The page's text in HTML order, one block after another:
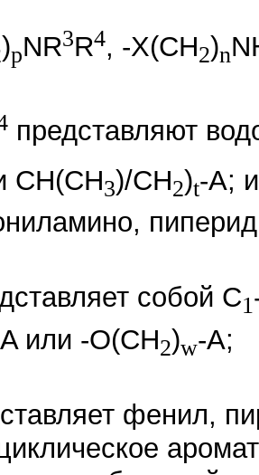
)pNR3R4, -X(CH2)n
представляют
CH(CH3)/CH2)t-A;
собой C1
или -O(CH2)w-A;
фенил,